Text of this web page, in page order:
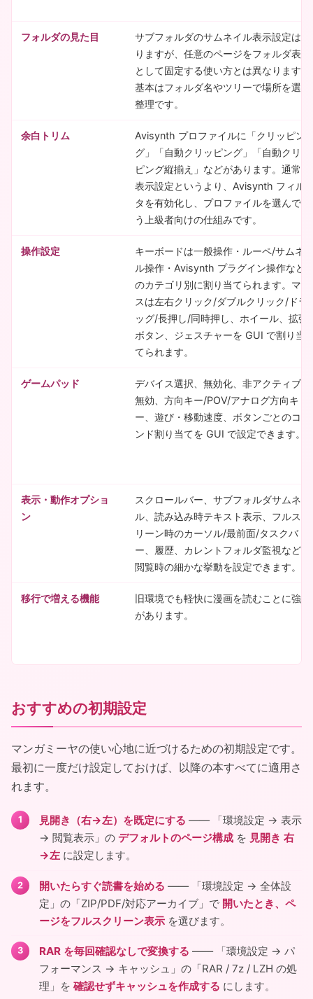
フォルダの見た目
サブフォルダのサムネイル表示設定はあ
りますが、任意のページをフォルダ表紙
として固定する使い方とは異なります。
基本はフォルダ名やツリーで場所を選ぶ
整理です。
余白トリム
Avisynth プロファイルに「クリッピン
グ」「自動クリッピング」「自動クリッ
ピング縦揃え」などがあります。通常の
表示設定というより、Avisynth フィル
タを有効化し、プロファイルを選んで使
う上級者向けの仕組みです。
操作設定
キーボードは一般操作・ルーペ/サムネ
ル操作・Avisynth プラグイン操作など
のカテゴリ別に割り当てられます。マウ
スは左右クリック/ダブルクリック/ドラ
ッグ/長押し/同時押し、ホイール、拡張
ボタン、ジェスチャーを GUI で割り当
てられます。
ゲームパッド
デバイス選択、無効化、非アクティブ時
無効、方向キー/POV/アナログ方向キ
ー、遊び・移動速度、ボタンごとのコマ
ンド割り当てを GUI で設定できます。
表示・動作オプショ
ン
スクロールバー、サブフォルダサムネイ
ル、読み込み時テキスト表示、フルスク
リーン時のカーソル/最前面/タスクバ
ー、履歴、カレントフォルダ監視など、
閲覧時の細かな挙動を設定できます。
移行で増える機能
旧環境でも軽快に漫画を読むことに強み
があります。
おすすめの初期設定
マンガミーヤの使い心地に近づけるための初期設定です。
最初に一度だけ設定しておけば、以降の本すべてに適用さ
れます。
見開き（右→左）を既定にする ―― 「環境設定 → 表示
→ 閲覧表示」の デフォルトのページ構成 を 見開き 右
→左 に設定します。
開いたらすぐ読書を始める ―― 「環境設定 → 全体設
定」の「ZIP/PDF/対応アーカイブ」で 開いたとき、ペ
ージをフルスクリーン表示 を選びます。
RAR を毎回確認なしで変換する ―― 「環境設定 → パ
フォーマンス → キャッシュ」の「RAR / 7z / LZH の処
理」を 確認せずキャッシュを作成する にします。